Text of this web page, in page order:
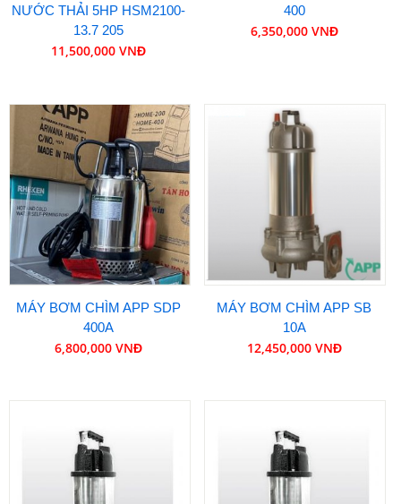
NƯỚC THẢI 5HP HSM2100-
13.7 205
11,500,000 VNĐ
400
6,350,000 VNĐ
MÁY BƠM CHÌM APP SDP
400A
6,800,000 VNĐ
MÁY BƠM CHÌM APP SB
10A
12,450,000 VNĐ